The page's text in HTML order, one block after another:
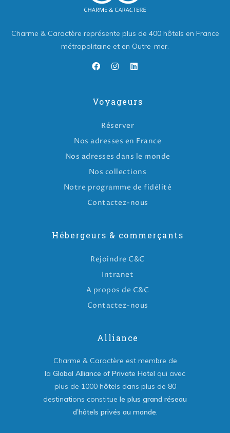
Charme & Caractère représente plus de 400 hôtels en France
métropolitaine et en Outre-mer.
Voyageurs
Réserver
Nos adresses en France
Nos adresses dans le monde
Nos collections
Notre programme de fidélité
Contactez-nous
Hébergeurs & commerçants
Rejoindre C&C
Intranet
A propos de C&C
Contactez-nous
Alliance
Charme & Caractère est membre de
la Global Alliance of Private Hotel qui avec
plus de 1000 hôtels dans plus de 80
destinations constitue le plus grand réseau
d’hôtels privés au monde.